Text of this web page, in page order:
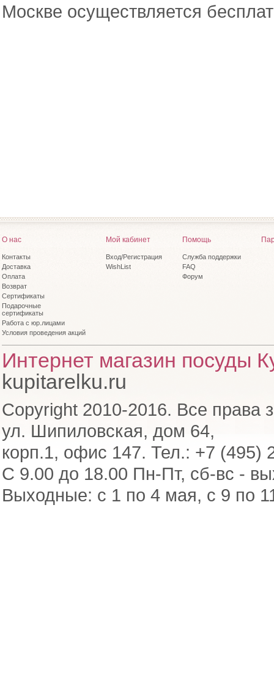
Москве осуществляется
О нас
Контакты
Доставка
Оплата
Возврат
Сертификаты
Подарочные
сертификаты
Работа с юр.лицами
Условия проведения акций
Мой кабинет
Вход/Регистрация
WishList
Помощь
Служба поддержки
FAQ
Форум
Интернет магазин посуды
kupitarelku.ru
Copyright 2010-2016. Все права
ул. Шипиловская, дом 64,
корп.1, офис 147. Тел.: +7 (495)
С 9.00 до 18.00 Пн-Пт, сб-вс -
Выходные: с 1 по 4 мая, с 9 по